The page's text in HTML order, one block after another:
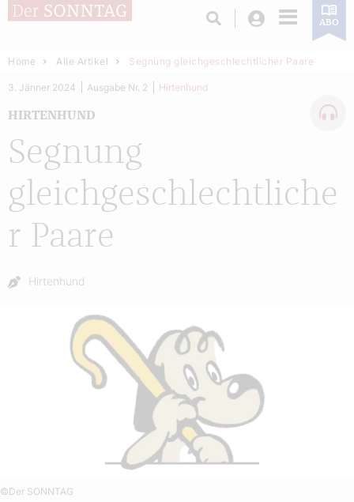
Login ABO
Home Alle Artikel Segnung gleichgeschlechtlicher Paare
Segnung
gleichgeschlechtliche
r Paare
HIRTENHUND
3. Jänner 2024 Ausgabe Nr. 2 Hirtenhund
Autor:
Hirtenhund
©Der SONNTAG